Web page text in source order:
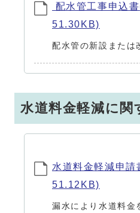
配水管工事申込
51.30KB)
配水管の新設または
水道料金軽減に関
水道料金軽減申請
51.12KB)
漏水により水道料金